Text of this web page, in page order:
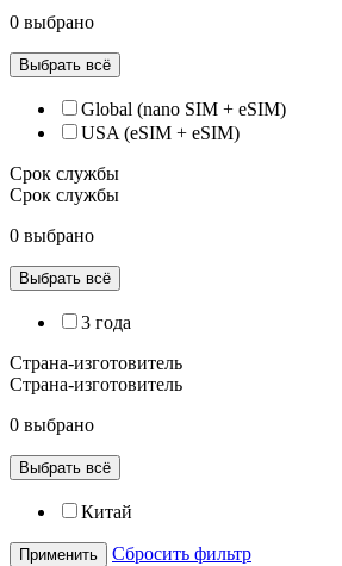
0 выбрано
Выбрать всё
Global (nano SIM + eSIM)
USA (eSIM + eSIM)
Срок службы
Срок службы
0 выбрано
Выбрать всё
3 года
Страна-изготовитель
Страна-изготовитель
0 выбрано
Выбрать всё
Китай
Применить
Сбросить фильтр